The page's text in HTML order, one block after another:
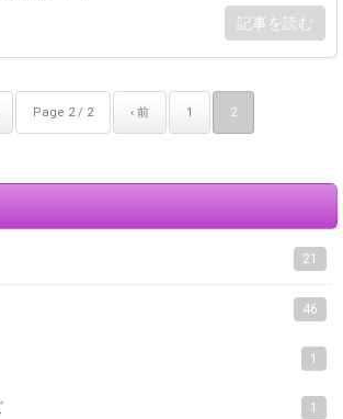
記事を読む
Page 2 / 2 ‹ 前 1 2
21
46
1
1